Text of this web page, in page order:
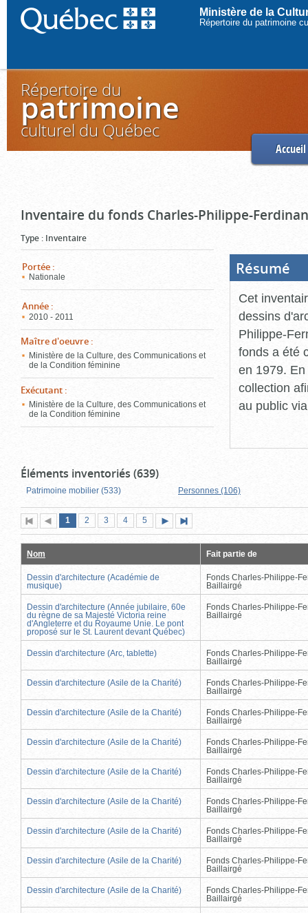
Ministère de la
Répertoire du patrimoine
Répertoire du
patrimoine
culturel du Québec
Accueil
Inventaire du fonds Charles-Philippe-
Type : Inventaire
Portée :
Nationale
Année :
2010 - 2011
Maître d'oeuvre :
Ministère de la Culture, des Communications et
de la Condition féminine
Exécutant :
Ministère de la Culture, des Communications et
de la Condition féminine
Résumé
Cet
dessins
Philippe-
fonds a été
en 1979.
collection
au public
Éléments inventoriés (639)
Patrimoine mobilier (533) Personnes (106)
Première
page
Page
précédente
Page
1 (page
actuelle)
Page
2 Page
3 Page
4 Page
5
suivante
page
Nom Fait partie de
Dessin d'architecture (Académie de
musique)
Fonds Charles-Philippe-
Baillairgé
Dessin d'architecture (Année jubilaire, 60e
du règne de sa Majesté Victoria reine
d'Angleterre et du Royaume Unie. Le pont
proposé sur le St. Laurent devant Québec)
Fonds Charles-Philippe-
Baillairgé
Dessin d'architecture (Arc, tablette)
Fonds Charles-Philippe-
Baillairgé
Dessin d'architecture (Asile de la Charité)
Fonds Charles-Philippe-
Baillairgé
Dessin d'architecture (Asile de la Charité)
Fonds Charles-Philippe-
Baillairgé
Dessin d'architecture (Asile de la Charité)
Fonds Charles-Philippe-
Baillairgé
Dessin d'architecture (Asile de la Charité)
Fonds Charles-Philippe-
Baillairgé
Dessin d'architecture (Asile de la Charité)
Fonds Charles-Philippe-
Baillairgé
Dessin d'architecture (Asile de la Charité)
Fonds Charles-Philippe-
Baillairgé
Dessin d'architecture (Asile de la Charité)
Fonds Charles-Philippe-
Baillairgé
Dessin d'architecture (Asile de la Charité)
Fonds Charles-Philippe-
Baillairgé